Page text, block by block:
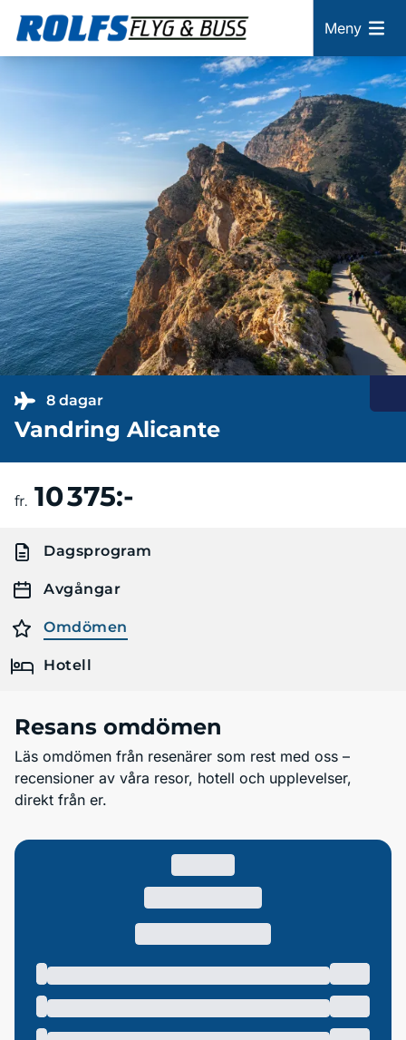
Meny
8 dagar
Vandring Alicante
fr. 10 375:-
Dagsprogram
Avgångar
Omdömen
Hotell
Resans omdömen
Läs omdömen från resenärer som rest med oss –
recensioner av våra resor, hotell och upplevelser,
direkt från er.